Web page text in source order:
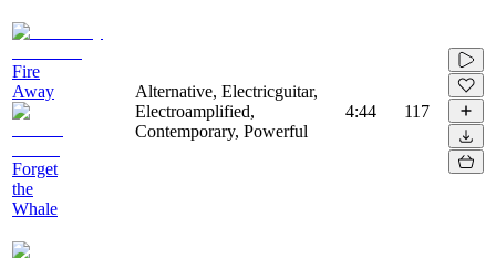
Fire
Away
Forget
the
Whale
Alternative, Electricguitar,
Electroamplified,
Contemporary, Powerful
4:44 117